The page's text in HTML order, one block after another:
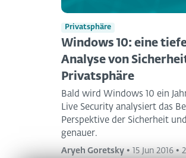
Privatsphäre
Windows 10: eine
Analyse von
Privatsphäre
Bald wird Windows 10 ein
Live Security analysiert das
Perspektive der Sicherheit
genauer.
Aryeh Goretsky • 15 Jun 2016 •